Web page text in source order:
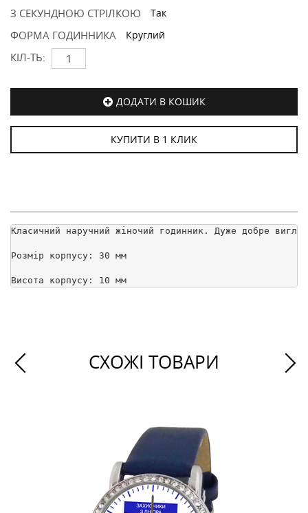
З СЕКУНДНОЮ СТРІЛКОЮ Так
ФОРМА ГОДИННИКА Круглий
КІЛ-ТЬ:
ДОДАТИ В КОШИК
КУПИТИ В 1 КЛИК
Класичний наручний жіночий годинник. Дуже добре
Розмір корпусу: 30 мм
Висота корпусу: 10 мм
СХОЖІ ТОВАРИ